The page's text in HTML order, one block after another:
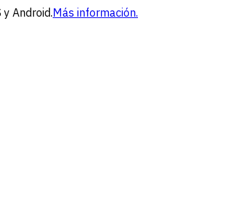
Android.Más información.